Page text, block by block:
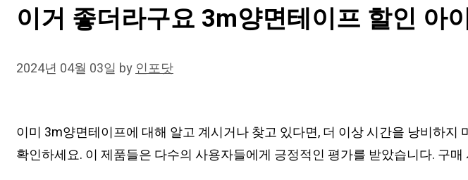
이거 좋더라구요 3m양면테이프 할인 아
2024년 04월 03일 by인포닷
이미 3m양면테이프에 대해 알고 계시거나 찾고 있다면, 더 이상 시간을 낭비하
확인하세요. 이 제품들은 다수의 사용자들에게 긍정적인 평가를 받았습니다. 구